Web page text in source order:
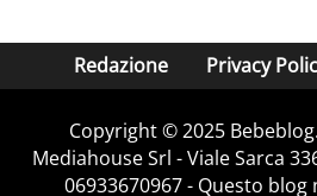
Redazione Privacy
Copyright © 2025
Mediahouse Srl - Viale Sarca
06933670967 - Questo